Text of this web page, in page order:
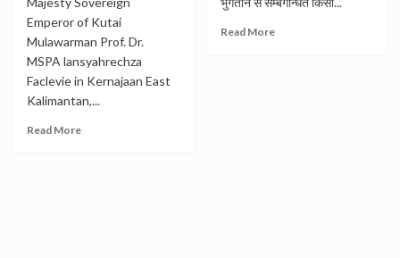
Emperor of Kutai
Mulawarman Prof. Dr.
MSPA lansyahrechza
Faclevie in Kernajaan East
Kalimantan,...
Read More
Read More